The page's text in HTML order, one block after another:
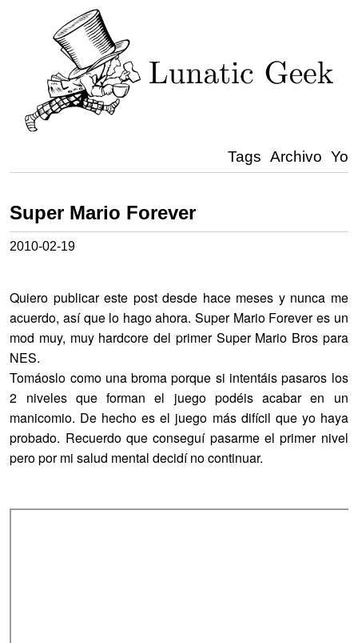
Tags Archivo Yo
Super Mario Forever
2010-02-19
Quiero publicar este post desde hace meses y nunca me
acuerdo, así que lo hago ahora. Super Mario Forever es un
mod muy, muy hardcore del primer Super Mario Bros para
NES.
Tomáoslo como una broma porque si intentáis pasaros los
2 niveles que forman el juego podéis acabar en un
manicomio. De hecho es el juego más difícil que yo haya
probado. Recuerdo que conseguí pasarme el primer nivel
pero por mi salud mental decidí no continuar.